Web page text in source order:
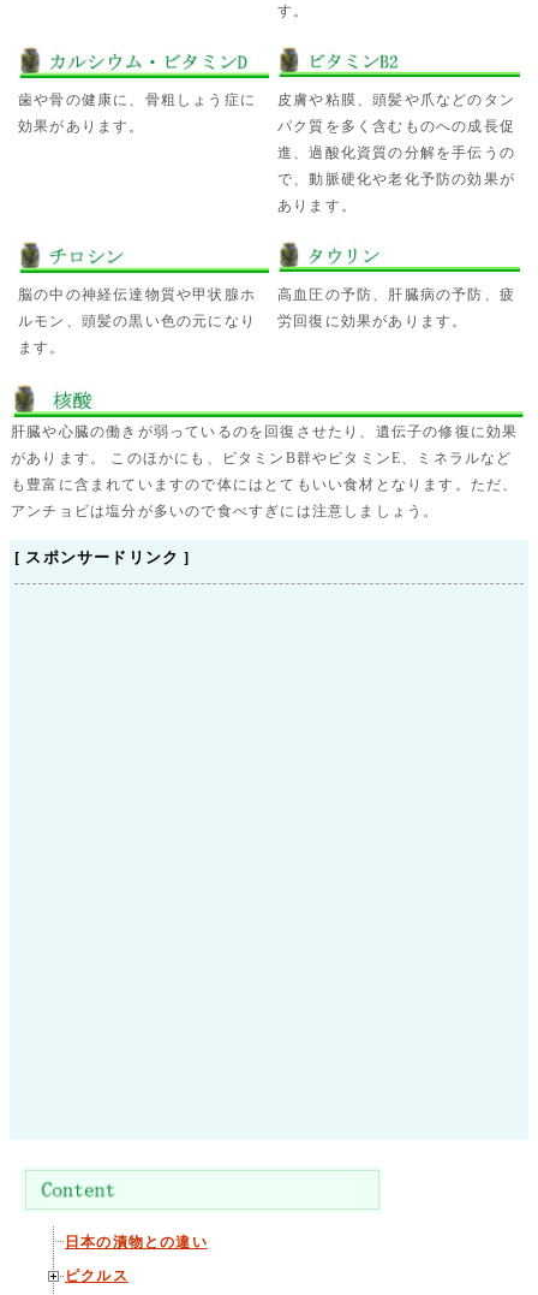
す。
歯や骨の健康に、骨粗しょう症に
効果があります。
皮膚や粘膜、頭髪や爪などのタン
パク質を多く含むものへの成長促
進、過酸化資質の分解を手伝うの
で、動脈硬化や老化予防の効果が
あります。
脳の中の神経伝達物質や甲状腺ホ
ルモン、頭髪の黒い色の元になり
ます。
高血圧の予防、肝臓病の予防、疲
労回復に効果があります。
肝臓や心臓の働きが弱っているのを回復させたり、遺伝子の修復に効果
があります。 このほかにも、ビタミンB群やビタミンE、ミネラルなど
も豊富に含まれていますので体にはとてもいい食材となります。ただ、
アンチョビは塩分が多いので食べすぎには注意しましょう。
[ スポンサードリンク ]
日本の漬物との違い
ピクルス